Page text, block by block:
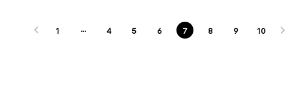
1 ··· 4 5 6 7 8 9 10